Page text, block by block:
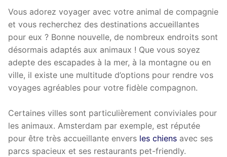
Vous adorez voyager avec votre animal de compagnie
et vous recherchez des destinations accueillantes
pour eux ? Bonne nouvelle, de nombreux endroits sont
désormais adaptés aux animaux ! Que vous soyez
adepte des escapades à la mer, à la montagne ou en
ville, il existe une multitude d’options pour rendre vos
voyages agréables pour votre fidèle compagnon.
Certaines villes sont particulièrement conviviales pour
les animaux. Amsterdam par exemple, est réputée
pour être très accueillante envers les chiens avec ses
parcs spacieux et ses restaurants pet-friendly.